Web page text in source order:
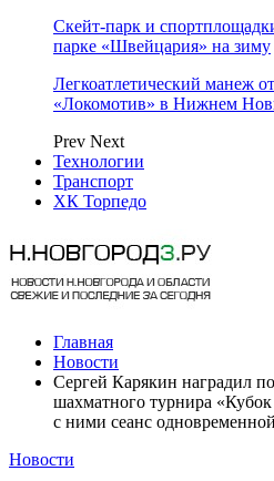
Скейт-парк и
парке «Швейцария» на зиму
Легкоатлетический манеж
«Локомотив» в Нижнем
Prev Next
Технологии
Транспорт
ХК Торпедо
Главная
Новости
Сергей Карякин наградил
шахматного турнира
с ними сеанс
Новости